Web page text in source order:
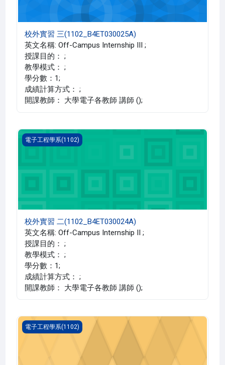
校外實習 三(1102_B4ET030025A)
英文名稱: Off-Campus Internship III ;
授課目的： ;
教學模式： ;
學分數：1;
成績計算方式： ;
開課教師： 大學電子各教師 講師 ();
校外實習 二(1102_B4ET030024A)
電子工程學系(1102)
校外實習 二(1102_B4ET030024A)
英文名稱: Off-Campus Internship II ;
授課目的： ;
教學模式： ;
學分數：1;
成績計算方式： ;
開課教師： 大學電子各教師 講師 ();
資料庫系統(1102_B4ET000076B)
電子工程學系(1102)